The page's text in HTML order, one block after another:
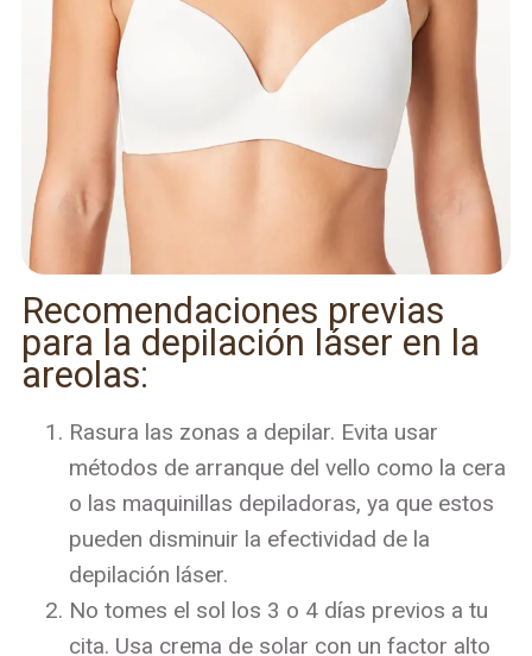
Recomendaciones previas
para la depilación láser en la
areolas:
Rasura las zonas a depilar. Evita usar
métodos de arranque del vello como la cera
o las maquinillas depiladoras, ya que estos
pueden disminuir la efectividad de la
depilación láser.
No tomes el sol los 3 o 4 días previos a tu
cita. Usa crema de solar con un factor alto